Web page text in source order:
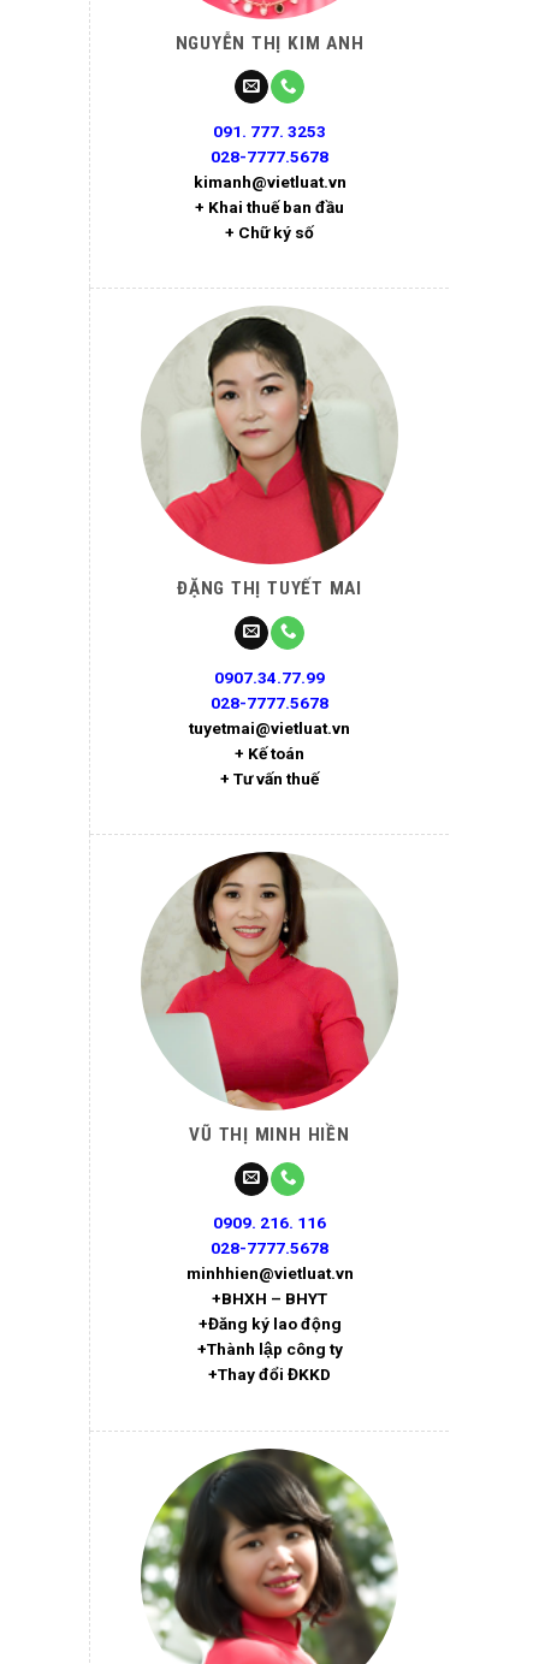
NGUYỄN THỊ KIM ANH
091. 777. 3253
028-7777.5678
kimanh@vietluat.vn
+ Khai thuế ban đầu
+ Chữ ký số
ĐẶNG THỊ TUYẾT MAI
0907.34.77.99
028-7777.5678
tuyetmai@vietluat.vn
+ Kế toán
+ Tư vấn thuế
VŨ THỊ MINH HIỀN
0909. 216. 116
028-7777.5678
minhhien@vietluat.vn
+BHXH – BHYT
+Đăng ký lao động
+Thành lập công ty
+Thay đổi ĐKKD